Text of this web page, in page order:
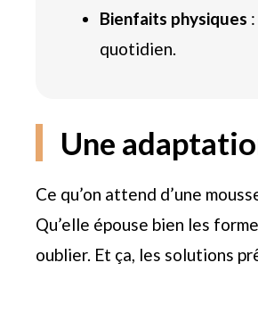
Bienfaits physiques
quotidien.
Une
Ce qu’on attend d’une
Qu’elle épouse bien les
oublier. Et ça, les solutions